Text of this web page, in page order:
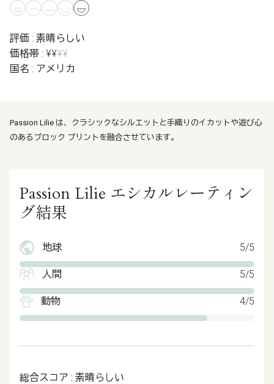
評価 : 素晴らしい
価格帯 : ¥¥¥¥
国名 : アメリカ
Passion Lilie は、クラシックなシルエットと手織りのイカットや遊び心
のあるブロック プリントを融合させています。
Passion Lilie エシカルレーティン
グ結果
地球 5/5
人間 5/5
動物 4/5
総合スコア : 素晴らしい